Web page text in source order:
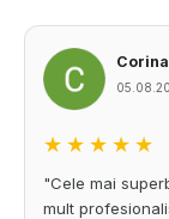
★★★★★
"Cele mai
mult